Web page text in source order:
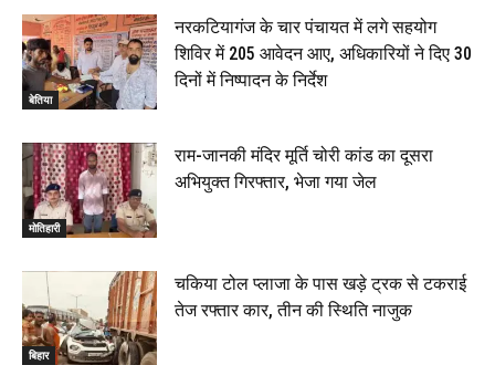
बेतिया
नरकटियागंज के चार पंचायत में लगे सहयोग
शिविर में 205 आवेदन आए, अधिकारियों ने दिए 30
दिनों में निष्पादन के निर्देश
मोतिहारी
राम-जानकी मंदिर मूर्ति चोरी कांड का दूसरा
अभियुक्त गिरफ्तार, भेजा गया जेल
बिहार
चकिया टोल प्लाजा के पास खड़े ट्रक से टकराई
तेज रफ्तार कार, तीन की स्थिति नाजुक